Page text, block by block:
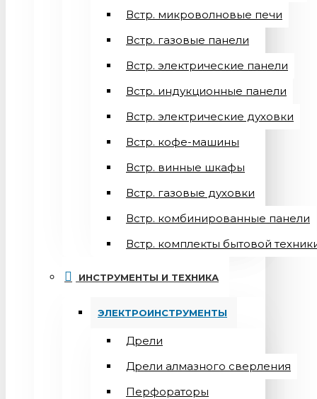
Встр. микроволновые печи
Встр. газовые панели
Встр. электрические панели
Встр. индукционные панели
Встр. электрические духовки
Встр. кофе-машины
Встр. винные шкафы
Встр. газовые духовки
Встр. комбинированные панели
Встр. комплекты бытовой
ИНСТРУМЕНТЫ И ТЕХНИКА
ЭЛЕКТРОИНСТРУМЕНТЫ
Дрели
Дрели алмазного сверления
Перфораторы